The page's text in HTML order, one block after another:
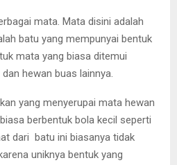
mata. Mata disini adalah
batu yang mempunyai bentuk
mata yang biasa ditemui
hewan buas lainnya.
yang menyerupai mata hewan
berbentuk bola kecil seperti
dari batu ini biasanya tidak
uniknya bentuk yang